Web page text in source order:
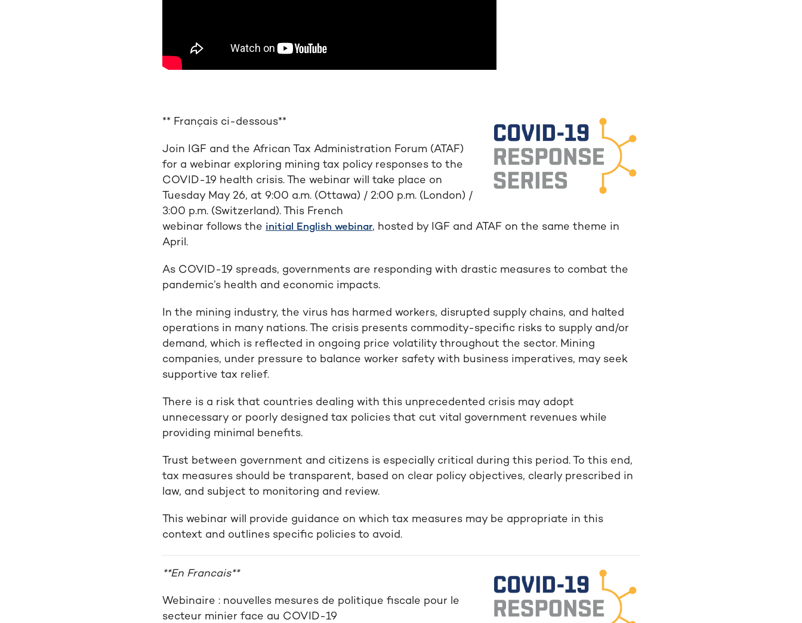
** Français ci-dessous**
Join IGF and the African Tax Administration Forum (ATAF)
for a webinar exploring mining tax policy responses to the
COVID-19 health crisis. The webinar will take place on
Tuesday May 26, at 9:00 a.m. (Ottawa) / 2:00 p.m. (London) /
3:00 p.m. (Switzerland). This French
webinar follows the initial English webinar, hosted by IGF and ATAF on the same theme in
April .
As COVID-19 spreads, governments are responding with drastic measures to combat the
pandemic’s health and economic impacts.
In the mining industry, the virus has harmed workers, disrupted supply chains, and halted
operations in many nations. The crisis presents commodity-specific risks to supply and/or
demand, which is reflected in ongoing price volatility throughout the sector. Mining
companies, under pressure to balance worker safety with business imperatives, may seek
supportive tax relief.
There is a risk that countries dealing with this unprecedented crisis may adopt
unnecessary or poorly designed tax policies that cut vital government revenues while
providing minimal benefits.
Trust between government and citizens is especially critical during this period. To this end,
tax measures should be transparent, based on clear policy objectives, clearly prescribed in
law, and subject to monitoring and review.
This webinar will provide guidance on which tax measures may be appropriate in this
context and outlines specific policies to avoid.
**En Francais**
Webinaire : nouvelles mesures de politique fiscale pour le
secteur minier face au COVID-19